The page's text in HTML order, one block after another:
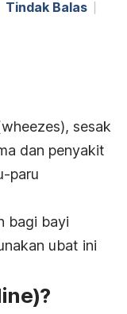
Tindak Balas
sesak
dan penyakit
paru
bagi bayi
ubat ini